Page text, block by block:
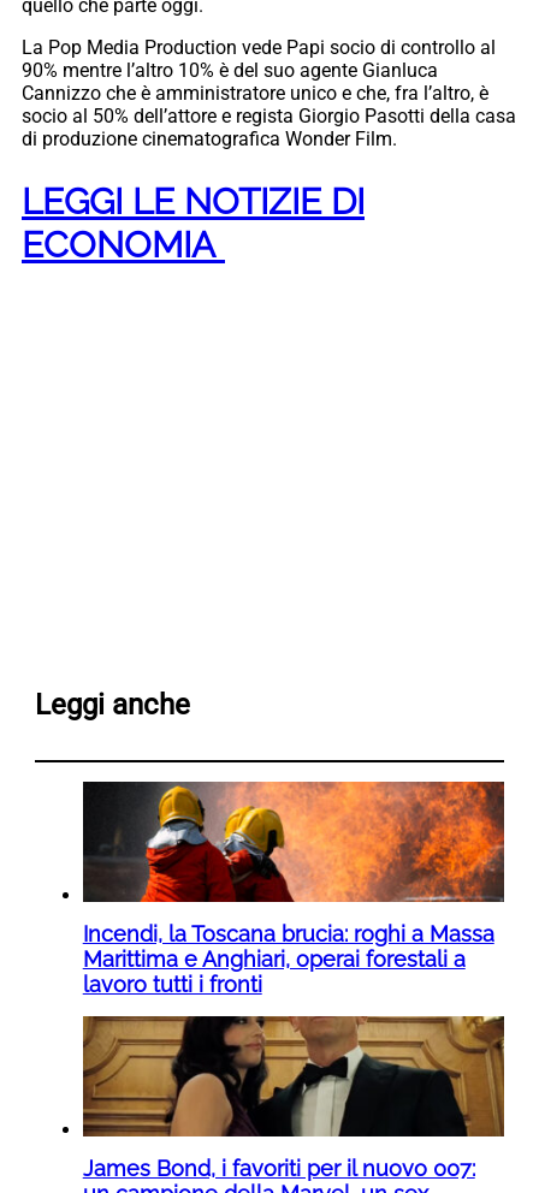
quello che parte oggi.
La Pop Media Production vede Papi socio di controllo al
90% mentre l’altro 10% è del suo agente Gianluca
Cannizzo che è amministratore unico e che, fra l’altro, è
socio al 50% dell’attore e regista Giorgio Pasotti della casa
di produzione cinematografica Wonder Film.
LEGGI LE NOTIZIE DI
ECONOMIA
Leggi anche
Incendi, la Toscana brucia: roghi a Massa
Marittima e Anghiari, operai forestali a
lavoro tutti i fronti
James Bond, i favoriti per il nuovo 007: